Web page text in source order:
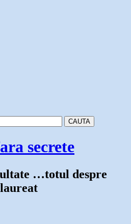
secrete
…totul despre